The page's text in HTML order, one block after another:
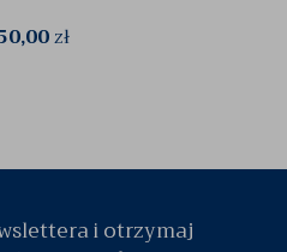
zł
i otrzymaj